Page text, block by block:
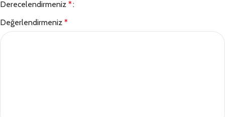
Derecelendirmeniz *
Değerlendirmeniz *